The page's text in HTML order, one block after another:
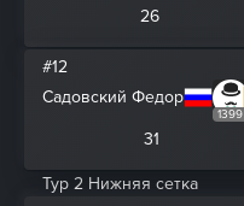
26
#12
Садовский Федор
1399
31
Тур 2 Нижняя сетка